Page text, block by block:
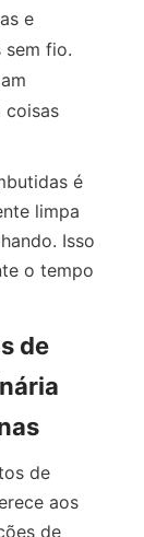
e
sem fio.
coisas
é
limpa
Isso
o tempo
de
de
aos
de